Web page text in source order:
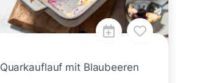
Quarkauflauf mit Blaubeeren